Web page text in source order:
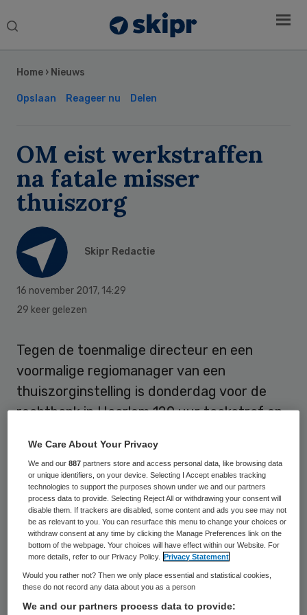
Search
Home › Nieuws
Opslaan Reageer nu Delen
OM eist werkstraffen
na fatale misser
thuiszorg
Skipr Redactie
16 november 2017, 14:29
29 keer gelezen
Tegen de toenmalige directeur en een
voormalige regiomanager van een
thuiszorginstelling is donderdag voor de
rechtbank in Haarlem 120 uur taakstraf en
geëist vanwege hun rol bij het overlijden
van een 81-jarige Haarlemse in 2012. De
vrouw was met haar voet klem komen te
zitten onder de bank, kon nog alarm slaan,
maar kreeg door een reeks fouten bij de
thuiszorginstelling nooit hulp.
De hoogbejaarde vrouw, suikerpatiënte,
werd na meer dan 48 uur ernstig
Sidebar
We Care About Your Privacy
We and our887 partners store and access personal data, like browsing data
or unique identifiers, on your device. Selecting I Accept enables tracking
technologies to support the purposes shown under we and our partners
process data to provide. Selecting Reject All or withdrawing your consent will
disable them. If trackers are disabled, some content and ads you see may not
be as relevant to you. You can resurface this menu to change your choices or
withdraw consent at any time by clicking the Manage Preferences link on the
bottom of the webpage. Your choices will have effect within our Website. For
more details, refer to our Privacy Policy.
Privacy Statement
Would you rather not? Then we only place essential and statistical cookies,
these do not record any data about you as a person
We and our partners process data to provide: